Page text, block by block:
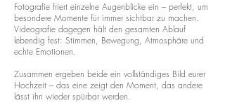
Fotografie friert einzelne Augenblicke ein – perfekt, um
besondere Momente für immer sichtbar zu machen.
Videografie dagegen hält den gesamten Ablauf
lebendig fest: Stimmen, Bewegung, Atmosphäre und
echte Emotionen.
Zusammen ergeben beide ein vollständiges Bild eurer
Hochzeit – das eine zeigt den Moment, das andere
lässt ihn wieder spürbar werden.